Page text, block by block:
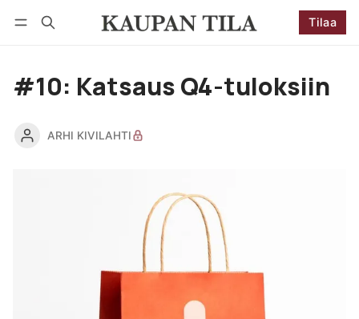
Tilaa
#10: Katsaus Q4-tuloksiin
ARHI KIVILAHTI